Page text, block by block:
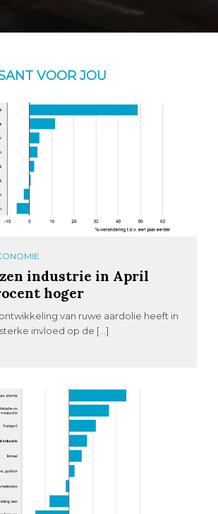
VOOR JOU
industrie in April
hoger
van ruwe aardolie heeft in
invloed op de […]